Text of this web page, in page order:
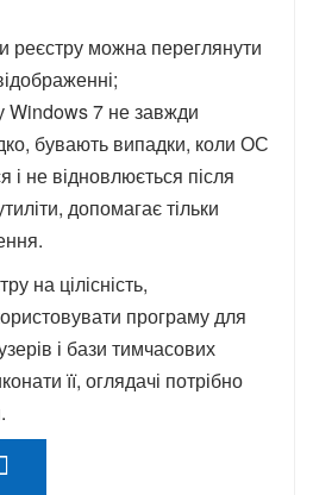
реєстру можна переглянути
Windows 7 не завжди
бувають випадки, коли ОС
і не відновлюється після
допомагає тільки
на цілісність,
програму для
і бази тимчасових
її, оглядачі потрібно